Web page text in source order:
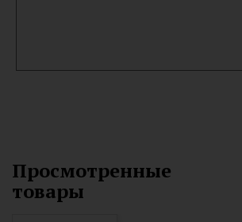
Просмотренные
товары